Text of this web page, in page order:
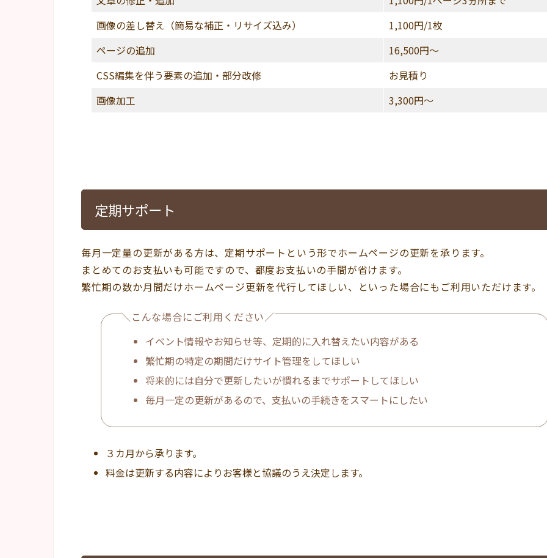
画像の差し替え（簡易な補正・リサイズ込み）
1,100円/1枚
ページの追加
16,500円～
CSS編集を伴う要素の追加・部分改修
お見積り
画像加工
3,300円～
定期サポート
毎月一定量の更新がある方は、定期サポートという形でホームページの更新を承ります。
まとめてのお支払いも可能ですので、都度お支払いの手間が省けます。
繁忙期の数か月間だけホームページ更新を代行してほしい、といった場合にもご利用いただけます。
＼こんな場合にご利用ください／
イベント情報やお知らせ等、定期的に入れ替えたい内容がある
繁忙期の特定の期間だけサイト管理をしてほしい
将来的には自分で更新したいが慣れるまでサポートしてほしい
毎月一定の更新があるので、支払いの手続きをスマートにしたい
３カ月から承ります。
料金は更新する内容によりお客様と協議のうえ決定します。